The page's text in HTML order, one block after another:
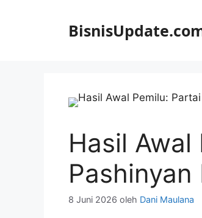
Hasil Awal
8 Juni 2026 oleh Dani Maulana